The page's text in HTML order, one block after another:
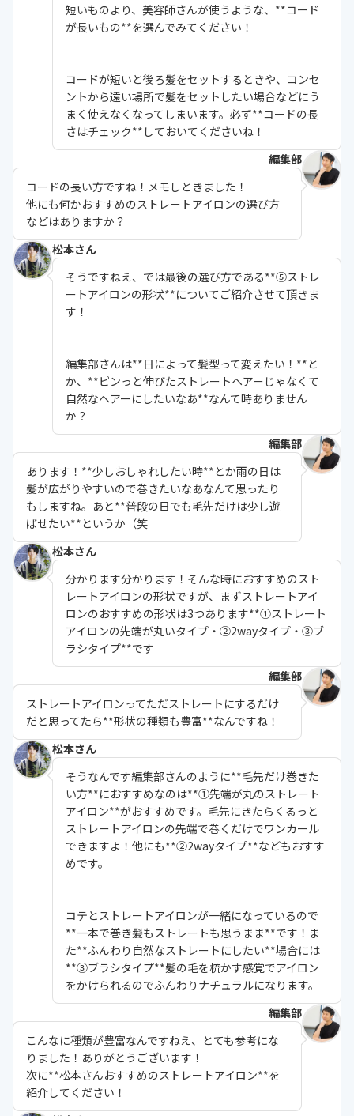
短いものより、美容師さんが使うような、**コード
が長いもの**を選んでみてください！
コードが短いと後ろ髪をセットするときや、コンセ
ントから遠い場所で髪をセットしたい場合などにう
まく使えなくなってしまいます。必ず**コードの長
さはチェック**しておいてくださいね！
編集部
コードの長い方ですね！メモしときました！
他にも何かおすすめのストレートアイロンの選び方
などはありますか？
松本さん
そうですねえ、では最後の選び方である**⑤ストレ
ートアイロンの形状**についてご紹介させて頂きま
す！
編集部さんは**日によって髪型って変えたい！**と
か、**ピンっと伸びたストレートヘアーじゃなくて
自然なヘアーにしたいなあ**なんて時ありません
か？
編集部
あります！**少しおしゃれしたい時**とか雨の日は
髪が広がりやすいので巻きたいなあなんて思ったり
もしますね。あと**普段の日でも毛先だけは少し遊
ばせたい**というか（笑
松本さん
分かります分かります！そんな時におすすめのスト
レートアイロンの形状ですが、まずストレートアイ
ロンのおすすめの形状は3つあります**①ストレート
アイロンの先端が丸いタイプ・②2wayタイプ・③ブ
ラシタイプ**です
編集部
ストレートアイロンってただストレートにするだけ
だと思ってたら**形状の種類も豊富**なんですね！
松本さん
そうなんです編集部さんのように**毛先だけ巻きた
い方**におすすめなのは**①先端が丸のストレート
アイロン**がおすすめです。毛先にきたらくるっと
ストレートアイロンの先端で巻くだけでワンカール
できますよ！他にも**②2wayタイプ**などもおすす
めです。
コテとストレートアイロンが一緒になっているので
**一本で巻き髪もストレートも思うまま**です！ま
た**ふんわり自然なストレートにしたい**場合には
**③ブラシタイプ**髪の毛を梳かす感覚でアイロン
をかけられるのでふんわりナチュラルになります。
編集部
こんなに種類が豊富なんですねえ、とても参考にな
りました！ありがとうございます！
次に**松本さんおすすめのストレートアイロン**を
紹介してください！